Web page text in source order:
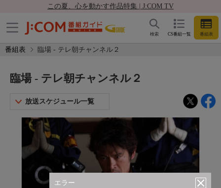
この夏、心を動かす作品特集 | J:COM TV
CS番組一覧 番組表
検索
番組表 臨場 - テレ朝チャンネル２
エラー
臨場 - テレ朝チャンネル２
放送スケジュール一覧